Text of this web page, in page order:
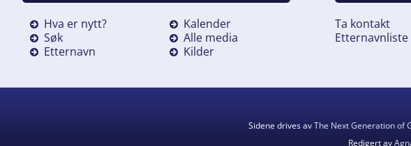
Hva er nytt?
Søk
Etternavn
Kalender
Alle media
Kilder
Ta kontakt
Etternavnliste
Sidene drives avThe Next Generation of
Redigert av